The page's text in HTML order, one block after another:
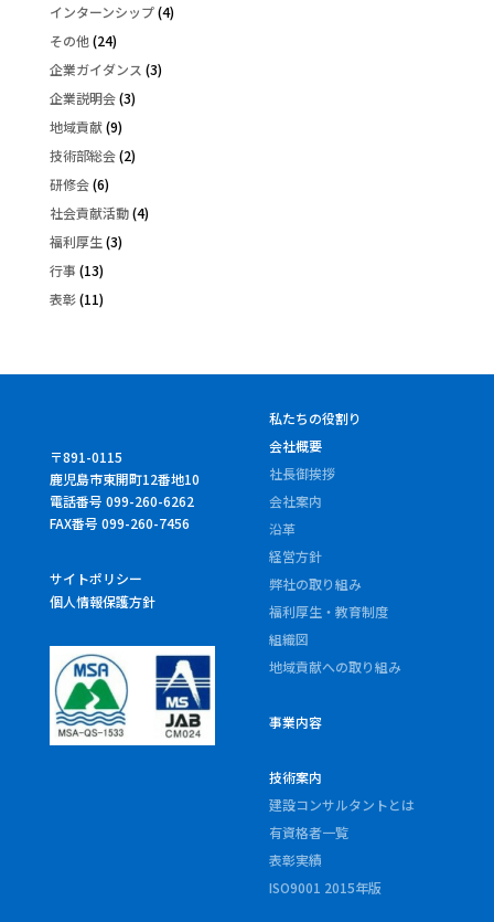
インターンシップ(4)
その他(24)
企業ガイダンス (3)
企業説明会(3)
地域貢献(9)
技術部総会(2)
研修会(6)
社会貢献活動(4)
福利厚生(3)
行事 (13)
表彰(11)
〒891-0115
鹿児島市東開町12番地10
電話番号 099-260-6262
FAX番号 099-260-7456
サイトポリシー
個人情報保護方針
私たちの役割り
会社概要
社長御挨拶
会社案内
沿革
経営方針
弊社の取り組み
福利厚生・教育制度
組織図
地域貢献への取り組み
事業内容
技術案内
建設コンサルタントとは
有資格者一覧
表彰実績
ISO9001 2015年版